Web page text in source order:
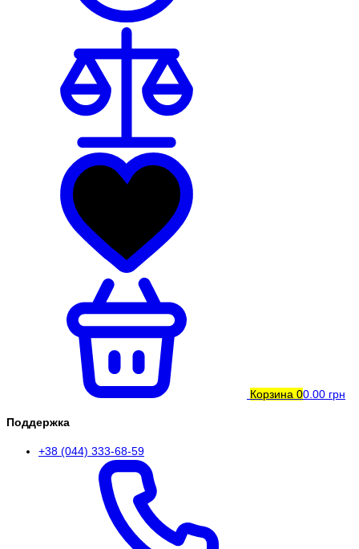
Корзина 00.00 грн
Поддержка
+38 (044) 333-68-59